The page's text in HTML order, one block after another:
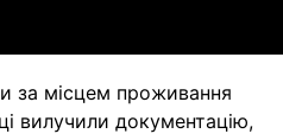
за місцем проживання
вилучили документацію,